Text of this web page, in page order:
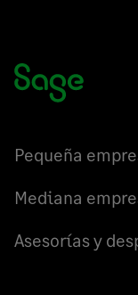
Pequeña
Mediana
Asesorías y